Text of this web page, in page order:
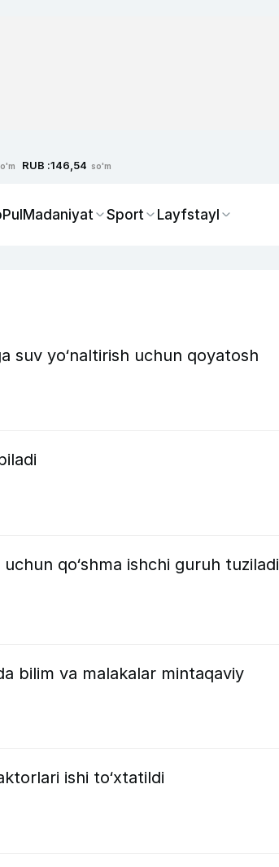
RUB :146,54 so'm
PulMadaniyat Sport Layfstayl
suv yo‘naltirish uchun qoyatosh
qo‘shma ishchi guruh tuziladi
bilim va malakalar mintaqaviy
ishi to‘xtatildi